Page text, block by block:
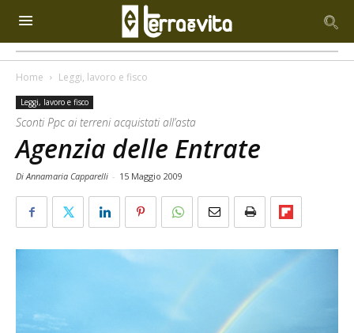
Home Leggi, lavoro e fisco
Leggi, lavoro e fisco
Sconti Ppc ai terreni acquistati all’asta
Agenzia delle Entrate
Di Annamaria Capparelli - 15 Maggio 2009